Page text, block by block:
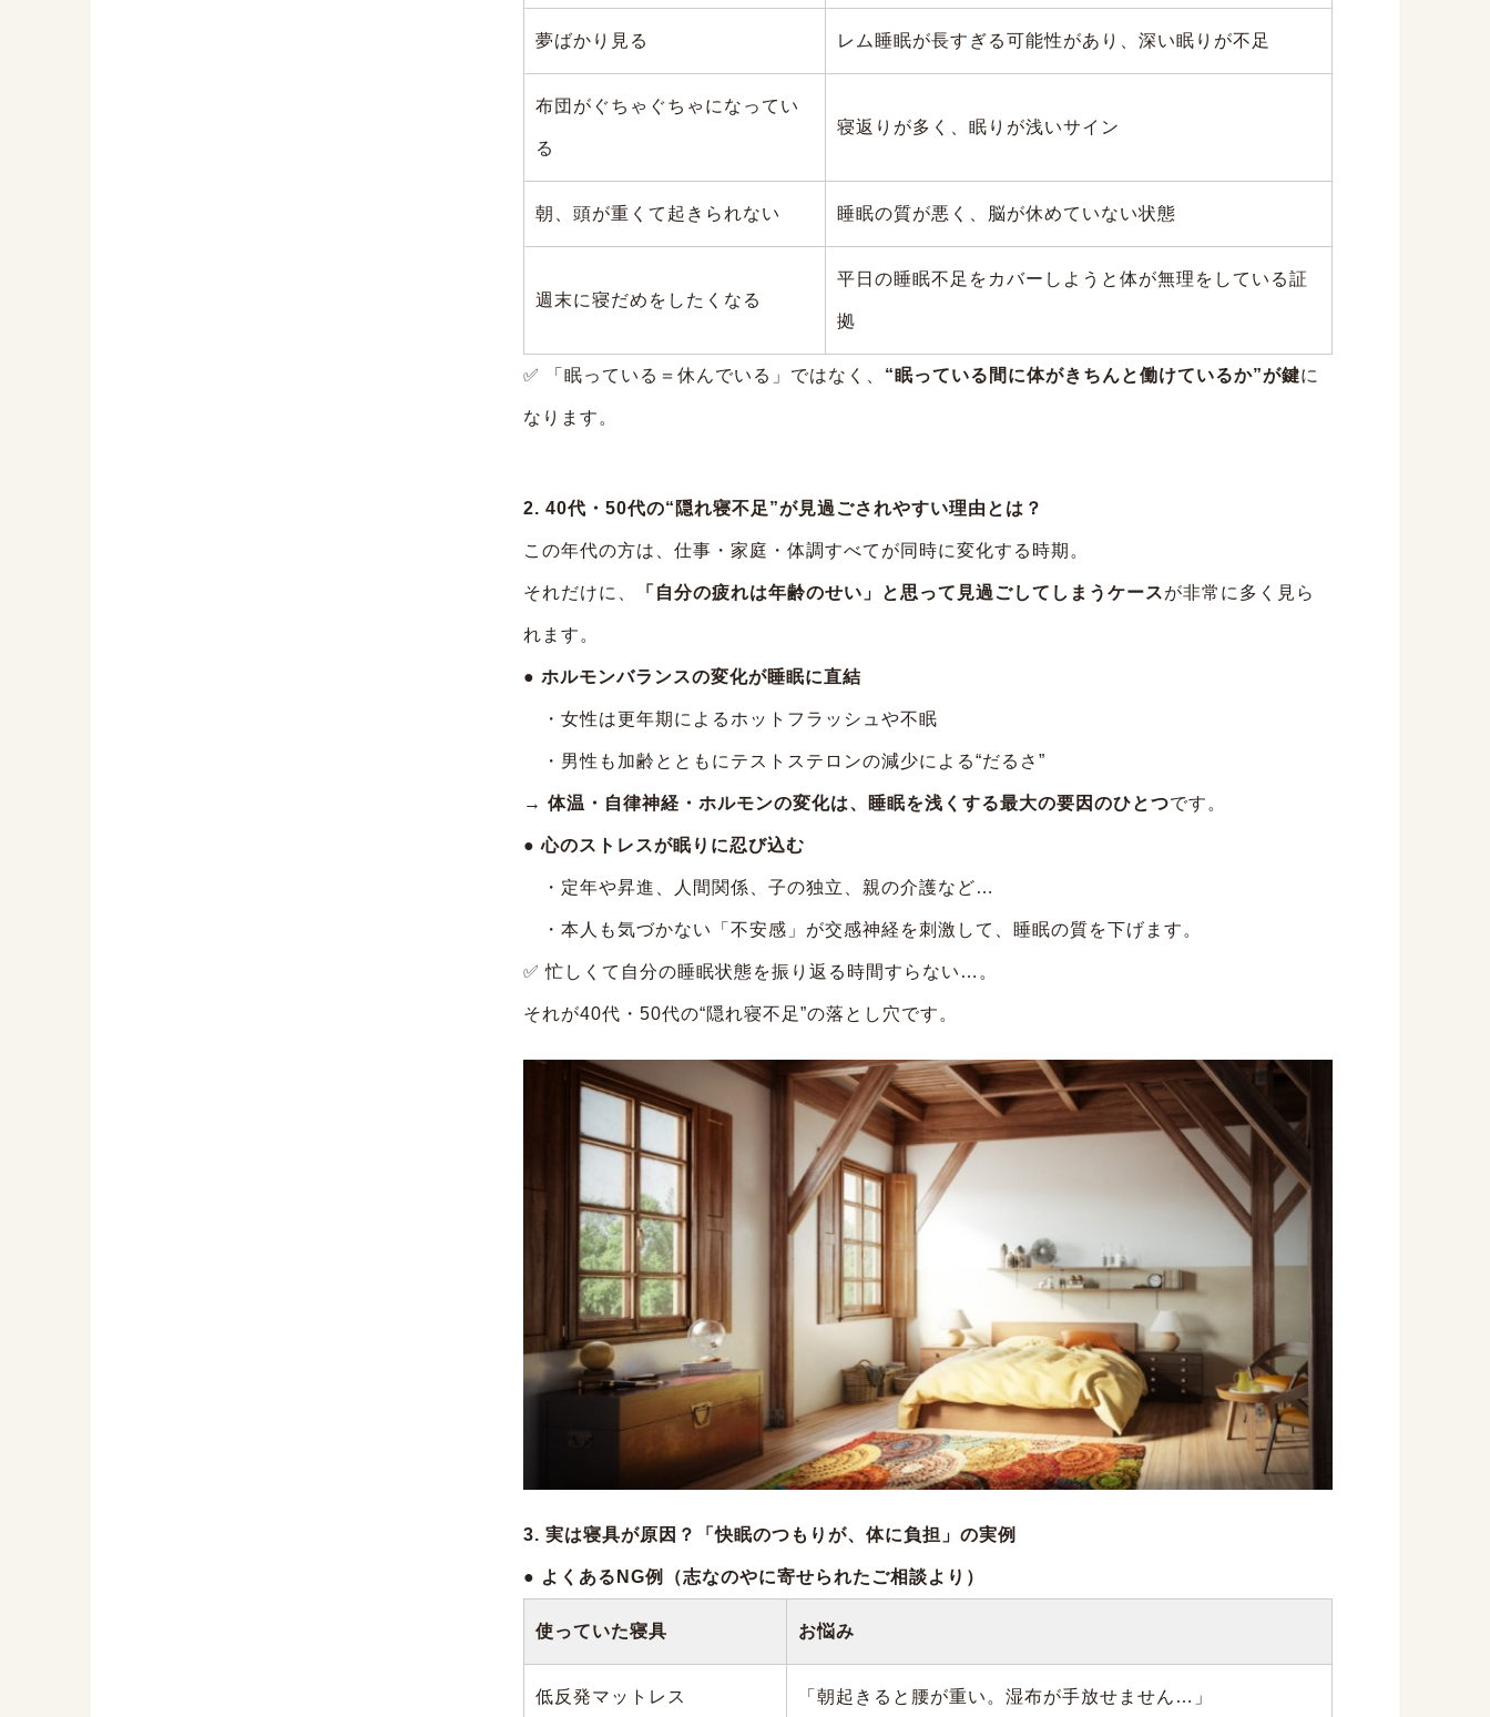
夢ばかり見る レム睡眠が長すぎる可能性があり、深い眠りが不足
布団がぐちゃぐちゃになってい
る
寝返りが多く、眠りが浅いサイン
朝、頭が重くて起きられない 睡眠の質が悪く、脳が休めていない状態
週末に寝だめをしたくなる
平日の睡眠不足をカバーしようと体が無理をしている証
拠
✅ 「眠っている＝休んでいる」ではなく、 “眠っている間に体がきちんと働けているか”が鍵に
なります。
2. 40代・50代の“隠れ寝不足”が見過ごされやすい理由とは？
この年代の方は、仕事・家庭・体調すべてが同時に変化する時期。
それだけに、 「自分の疲れは年齢のせい」と思って見過ごしてしまうケースが非常に多く見ら
れます。
● ホルモンバランスの変化が睡眠に直結
・女性は更年期によるホットフラッシュや不眠
・男性も加齢とともにテストステロンの減少による“だるさ”
→ 体温・自律神経・ホルモンの変化は、睡眠を浅くする最大の要因のひとつです。
● 心のストレスが眠りに忍び込む
・定年や昇進、人間関係、子の独立、親の介護など…
・本人も気づかない「不安感」が交感神経を刺激して、睡眠の質を下げます。
✅ 忙しくて自分の睡眠状態を振り返る時間すらない…。
それが40代・50代の“隠れ寝不足”の落とし穴です。
3. 実は寝具が原因？「快眠のつもりが、体に負担」の実例
● よくあるNG例（志なのやに寄せられたご相談より）
使っていた寝具 お悩み
低反発マットレス 「朝起きると腰が重い。湿布が手放せません…」